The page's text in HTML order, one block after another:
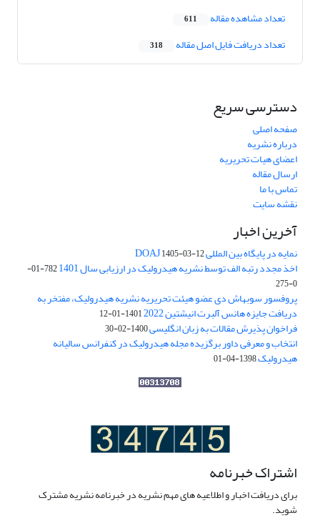
تعداد مشاهده مقاله 611
تعداد دریافت فایل اصل مقاله 318
دسترسی سریع
صفحه اصلی
درباره نشریه
اعضای هیات تحریریه
ارسال مقاله
تماس با ما
نقشه سایت
آخرین اخبار
نمایه در پایگاه بین المللی DOAJ1405-03-12
اخذ مجدد رتبه الف توسط نشریه هیدرولیک در ارزیابی سال 1401
782-01-
0-275
پروفسور سوبهاش دی عضو هیئت تحریریه نشریه هیدرولیک، مفتخر به
دریافت جایزه هانس آلبرت انیشتین 2022 1401-01-12
فراخوان پذیرش مقالات به زبان انگلیسی1400-02-30
انتخاب و معرفی داور برگزیده مجله هیدرولیک در کنفرانس سالیانه
هیدرولیک1398-04-01
اشتراک خبرنامه
برای دریافت اخبار و اطلاعیه های مهم نشریه در خبرنامه نشریه مشترک
شوید.